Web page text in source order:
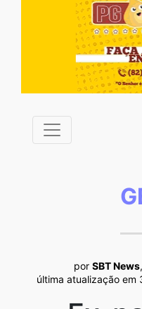
por SBT News
última atualização em